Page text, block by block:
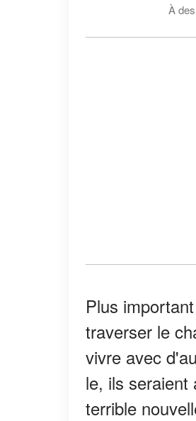
À
Plus
traverser le
vivre avec
le, ils
terrible